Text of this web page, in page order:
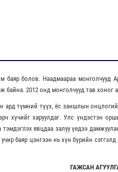
баяр болов. Наадмаараа монголчууд
байна. 2012 онд монголчууд тав хоног
ард түмний түүх, ёс заншлын
хүчийг харуулдаг. Улс үндэстэн
тэмдэглэх явцдаа залуу үедээ
баяр цэнгээн нь хүн бүрийн
ГАЖСАН